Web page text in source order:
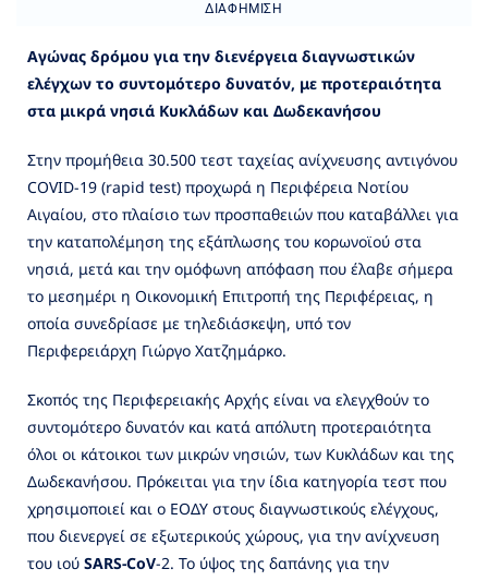
ΔΙΑΦΉΜΙΣΗ
Αγώνας δρόμου για την διενέργεια διαγνωστικών
ελέγχων το συντομότερο δυνατόν, με προτεραιότητα
στα μικρά νησιά Κυκλάδων και Δωδεκανήσου
Στην προμήθεια 30.500 τεστ ταχείας ανίχνευσης αντιγόνου
COVID-19 (rapid test) προχωρά η Περιφέρεια Νοτίου
Αιγαίου, στο πλαίσιο των προσπαθειών που καταβάλλει για
την καταπολέμηση της εξάπλωσης του κορωνοϊού στα
νησιά, μετά και την ομόφωνη απόφαση που έλαβε σήμερα
το μεσημέρι η Οικονομική Επιτροπή της Περιφέρειας, η
οποία συνεδρίασε με τηλεδιάσκεψη, υπό τον
Περιφερειάρχη Γιώργο Χατζημάρκο.
Σκοπός της Περιφερειακής Αρχής είναι να ελεγχθούν το
συντομότερο δυνατόν και κατά απόλυτη προτεραιότητα
όλοι οι κάτοικοι των μικρών νησιών, των Κυκλάδων και της
Δωδεκανήσου. Πρόκειται για την ίδια κατηγορία τεστ που
χρησιμοποιεί και ο ΕΟΔΥ στους διαγνωστικούς ελέγχους,
που διενεργεί σε εξωτερικούς χώρους, για την ανίχνευση
του ιού SARS-CoV-2. Το ύψος της δαπάνης για την